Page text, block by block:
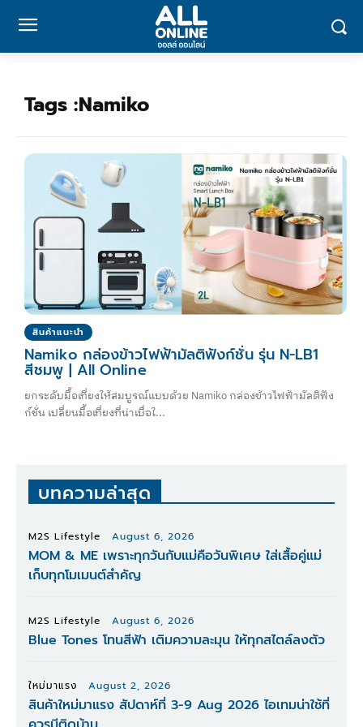
Tags :Namiko
สินค้าแนะนำ
Namiko กล่องข้าวไฟฟ้ามัลติฟังก์ชั่น รุ่น N-LB1
สีชมพู | All Online
ยกระดับมื้อเที่ยงให้สมบูรณ์แบบด้วย Namiko กล่องข้าวไฟฟ้ามัลติฟัง
ก์ชั่น เปลี่ยนมื้อเที่ยงที่น่าเบื่อใ...
บทความล่าสุด
M2S Lifestyle August 6, 2026
MOM & ME เพราะทุกวันกับแม่คือวันพิเศษ ใส่เสื้อคู่แม่
เก็บทุกโมเมนต์สำคัญ
M2S Lifestyle August 6, 2026
Blue Tones โทนสีฟ้า เติมความละมุน ให้ทุกสไตล์ลงตัว
ใหม่มาแรง August 2, 2026
สินค้าใหม่มาแรง สัปดาห์ที่ 3-9 Aug 2026 ไอเทมน่าใช้ที่